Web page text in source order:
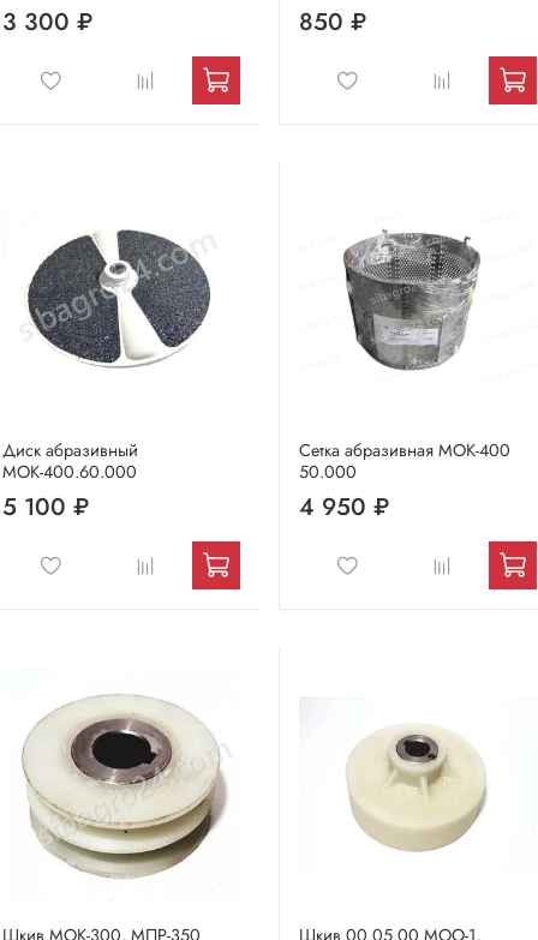
3 300 ₽ 850 ₽
Диск абразивный
МОК-400.60.000
5 100 ₽
Сетка абразивная МОК-400
50.000
4 950 ₽
Шкив МОК-300, МПР-350 Шкив 00.05.00 МОО-1,